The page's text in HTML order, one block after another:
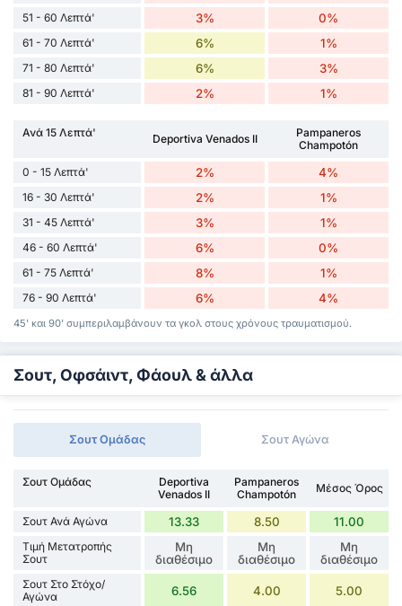
51 - 60 Λεπτά' 3% 0%
61 - 70 Λεπτά' 6% 1%
71 - 80 Λεπτά' 6% 3%
81 - 90 Λεπτά' 2% 1%
Ανά 15 Λεπτά' Deportiva Venados II
Pampaneros
Champotón
0 - 15 Λεπτά'
2% 4%
16 - 30 Λεπτά' 2% 1%
31 - 45 Λεπτά' 3% 1%
46 - 60 Λεπτά' 6% 0%
61 - 75 Λεπτά' 8% 1%
76 - 90 Λεπτά' 6% 4%
45' και 90' συμπεριλαμβάνουν τα γκολ στους χρόνους τραυματισμού.
Σουτ, Οφσάιντ, Φάουλ & άλλα
Σουτ Ομάδας Σουτ Αγώνα
Σουτ Ομάδας
Deportiva
Venados II
Pampaneros
Champotón
Μέσος Όρος
Σουτ Ανά Αγώνα 13.33 8.50 11.00
Τιμή Μετατροπής
Σουτ
Μη
διαθέσιμο
Μη
διαθέσιμο
Μη
διαθέσιμο
Σουτ Στο Στόχο/
Αγώνα
6.56 4.00 5.00